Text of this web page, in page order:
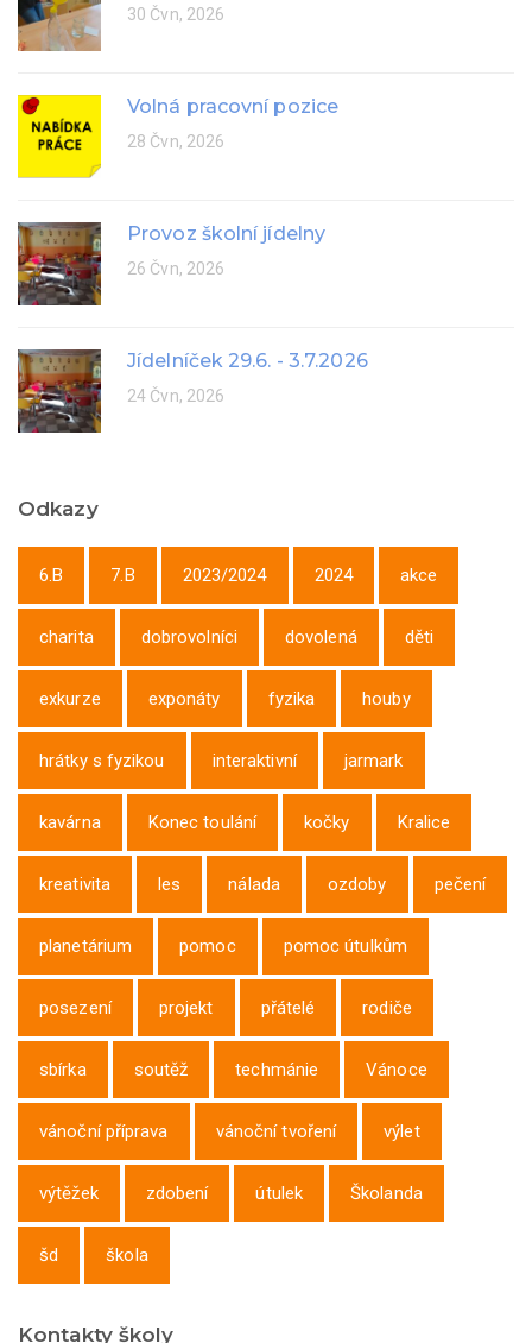
30 Čvn, 2026
Volná pracovní pozice
28 Čvn, 2026
Provoz školní jídelny
26 Čvn, 2026
Jídelníček 29.6. - 3.7.2026
24 Čvn, 2026
Odkazy
6.B 7.B 2023/2024 2024 akce
charita dobrovolníci dovolená děti
exkurze exponáty fyzika houby
hrátky s fyzikou interaktivní jarmark
kavárna Konec toulání kočky Kralice
kreativita les nálada ozdoby pečení
planetárium pomoc pomoc útulkům
posezení projekt přátelé rodiče
sbírka soutěž techmánie Vánoce
vánoční příprava vánoční tvoření výlet
výtěžek zdobení útulek Školanda
šd škola
Kontakty školy